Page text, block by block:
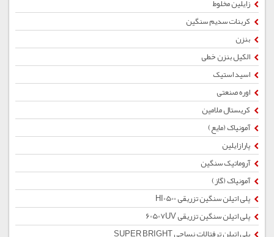
زایلین مخلوط
کربنات سدیم سنگین
بنزن
الکیل بنزن خطی
اسید استیک
اوره صنعتی
کریستال ملامین
آمونیاک (مایع)
پارازایلین
آروماتیک سنگین
آمونیاک (گاز)
پلی اتیلن سنگین تزریقی HI0500
پلی اتیلن سنگین تزریقی 60507UV